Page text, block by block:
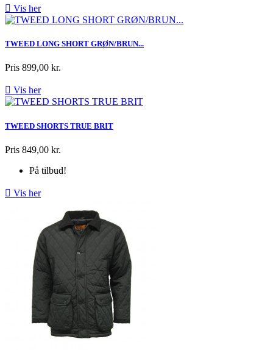
 Vis her
TWEED LONG SHORT GRØN/BRUN...
Pris 899,00 kr.
 Vis her
TWEED SHORTS TRUE BRIT
Pris 849,00 kr.
På tilbud!
 Vis her